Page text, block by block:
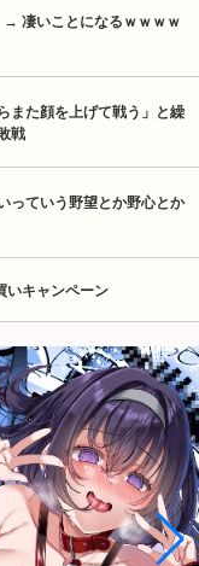
→ 凄いことになるｗｗｗｗ
また顔を上げて戦う」と繰
戦
っていう野望とか野心とか
いキャンペーン